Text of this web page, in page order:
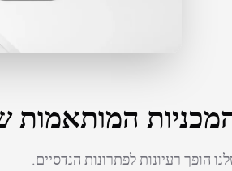
המותאמות
הופך רעיונות לפתרונות הנדסיים.